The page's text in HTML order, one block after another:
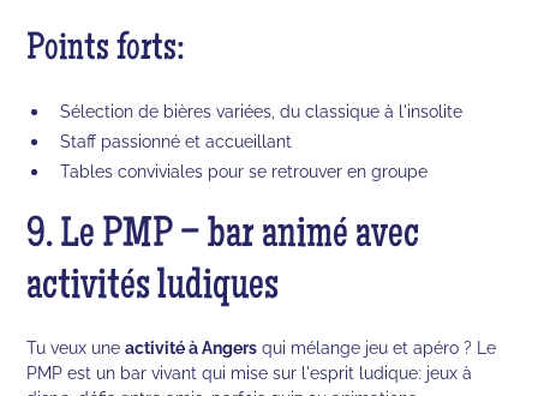
Points forts:
Sélection de bières variées, du classique à l'insolite
Staff passionné et accueillant
Tables conviviales pour se retrouver en groupe
9. Le PMP – bar animé avec
activités ludiques
Tu veux uneactivité à Angers qui mélange jeu et apéro ? Le
PMP est un bar vivant qui mise sur l'esprit ludique: jeux à